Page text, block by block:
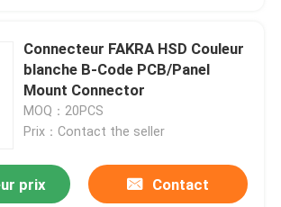
de liaison de FAKRA
de FAKRA
HSD
Connecteur FAKRA HSD Couleur
blanche B-Code PCB/Panel
Mount Connector
MOQ：20PCS
Prix：Contact the seller
prix Contact